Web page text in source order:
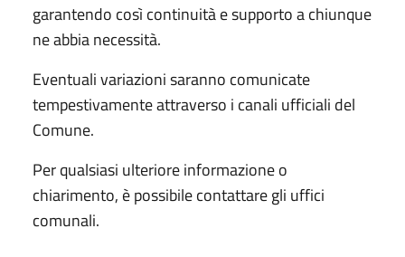
garantendo così continuità e supporto a chiunque
ne abbia necessità.
Eventuali variazioni saranno comunicate
tempestivamente attraverso i canali ufficiali del
Comune.
Per qualsiasi ulteriore informazione o
chiarimento, è possibile contattare gli uffici
comunali.